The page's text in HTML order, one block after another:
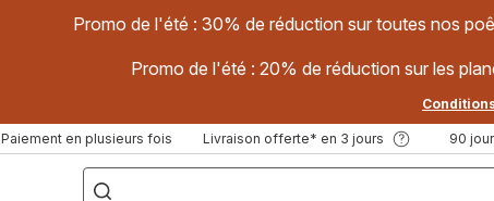
Promo de l'été : 30% de réduction sur toutes nos
Promo de l'été : 20% de réduction sur les
Paiement en plusieurs fois Livraison offerte* en 3 jours 90
["Poêles
inox,
Cake
Factory,